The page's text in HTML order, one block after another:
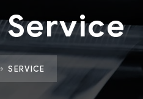
Service
SERVICE